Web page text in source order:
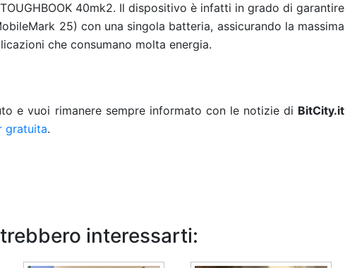
40mk2. Il dispositivo è infatti in grado di garantire
25) con una singola batteria, assicurando la massima
che consumano molta energia.
e vuoi rimanere sempre informato con le notizie di BitCity.it
gratuita.
interessarti: